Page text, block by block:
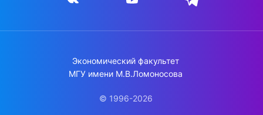
Экономический факультет
МГУ имени М.В.Ломоносова
© 1996-2026